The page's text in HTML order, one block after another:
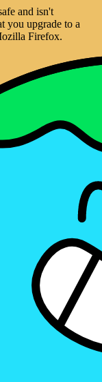
and isn't
you upgrade to a
Firefox.